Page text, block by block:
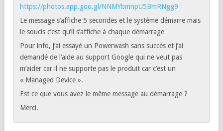
https://photos.app.goo.gl/NNMYbmnpU5BmRNgg9
Le message s’affiche 5 secondes et le système démarre mais
le soucis c’est qu’il s’affiche à chaque démarrage…
Pour info, j’ai essayé un Powerwash sans succès et j’ai
demandé de l’aide au support Google qui ne veut pas
m’aider car il ne supporte pas le produit car c’est un
« Managed Device ».
Est ce que vous avez le même message au démarrage ?
Merci.